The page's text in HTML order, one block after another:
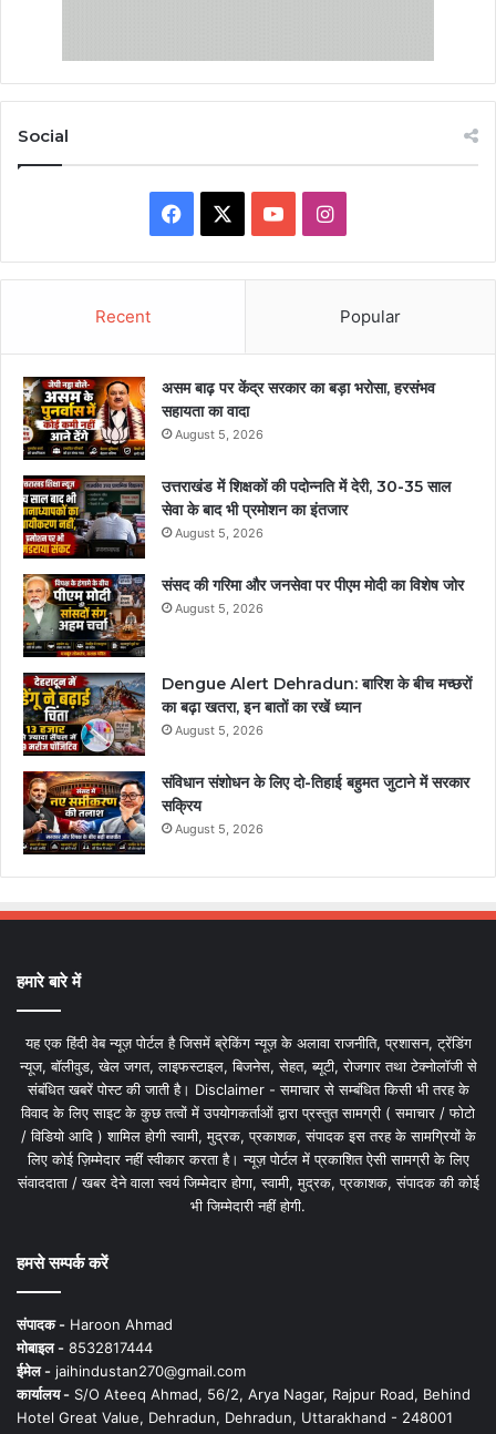
Social
Facebook YouTubeInstagram
Recent Popular
असम बाढ़ पर केंद्र सरकार का बड़ा भरोसा, हरसंभव
सहायता का वादा
August 5, 2026
उत्तराखंड में शिक्षकों की पदोन्नति में देरी, 30-35 साल
सेवा के बाद भी प्रमोशन का इंतजार
August 5, 2026
संसद की गरिमा और जनसेवा पर पीएम मोदी का विशेष जोर
August 5, 2026
Dengue Alert Dehradun: बारिश के बीच मच्छरों
का बढ़ा खतरा, इन बातों का रखें ध्यान
August 5, 2026
संविधान संशोधन के लिए दो-तिहाई बहुमत जुटाने में सरकार
सक्रिय
August 5, 2026
हमारे बारे में
यह एक हिंदी वेब न्यूज़ पोर्टल है जिसमें ब्रेकिंग न्यूज़ के अलावा राजनीति, प्रशासन, ट्रेंडिंग
न्यूज, बॉलीवुड, खेल जगत, लाइफस्टाइल, बिजनेस, सेहत, ब्यूटी, रोजगार तथा टेक्नोलॉजी से
संबंधित खबरें पोस्ट की जाती है। Disclaimer - समाचार से सम्बंधित किसी भी तरह के
विवाद के लिए साइट के कुछ तत्वों में उपयोगकर्ताओं द्वारा प्रस्तुत सामग्री ( समाचार / फोटो
/ विडियो आदि ) शामिल होगी स्वामी, मुद्रक, प्रकाशक, संपादक इस तरह के सामग्रियों के
लिए कोई ज़िम्मेदार नहीं स्वीकार करता है। न्यूज़ पोर्टल में प्रकाशित ऐसी सामग्री के लिए
संवाददाता / खबर देने वाला स्वयं जिम्मेदार होगा, स्वामी, मुद्रक, प्रकाशक, संपादक की कोई
भी जिम्मेदारी नहीं होगी.
हमसे सम्पर्क करें
संपादक - Haroon Ahmad
मोबाइल - 8532817444
ईमेल - jaihindustan270@gmail.com
कार्यालय - S/O Ateeq Ahmad, 56/2, Arya Nagar, Rajpur Road, Behind
Hotel Great Value, Dehradun, Dehradun, Uttarakhand - 248001